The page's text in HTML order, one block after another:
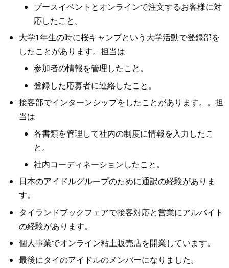
ブースイベントとオンラインで注文するお客様に対
応したこと。
大学1年生の時に桜キャンプという大学活動で登録部を
したことがあります。担当は
参加者の情報を管理したこと。
登録した応募者に連絡したこと。
接客部でインターンシップをしたことがあります。。担
当は
各書類を管理して社内の制度に情報を入力したこ
と。
社内コーディネーションしたこと。
日本のアイドルグループのために通訳の経験がありま
す。
タイランドブックフェアで接客対応と営業にアルバイト
の経験があります。
個人事業でオンライン粘土販売店を開業しています。
最後にタイのアイドルのメンバーになりました。